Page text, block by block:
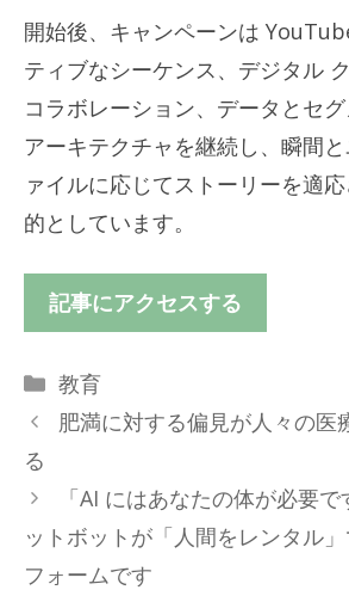
開始後、キャンペーンは
ティブなシーケンス、デジタル
コラボレーション、データとセ
アーキテクチャを継続し、瞬間
ァイルに応じてストーリーを適
的としています。
記事にアクセスする
カ
テ
ゴ
ー
教育
肥満に対する偏見が人々の医
る
「AI にはあなたの体が必要
ットボットが「人間をレンタル
フォームです